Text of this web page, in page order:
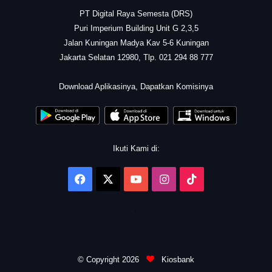
PT Digital Raya Semesta (DRS)
Puri Imperium Building Unit G 2,3,5
Jalan Kuningan Madya Kav 5-6 Kuningan
Jakarta Selatan 12980, Tlp. 021 294 88 777
Download Aplikasinya, Dapatkan Komisinya
Ikuti Kami di:
Facebook YouTubeInstagram
© Copyright 2026 Kiosbank